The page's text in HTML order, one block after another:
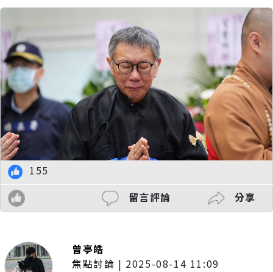
155
留言評論
分享
曾亭皓
焦點討論 | 2025-08-14 11:09